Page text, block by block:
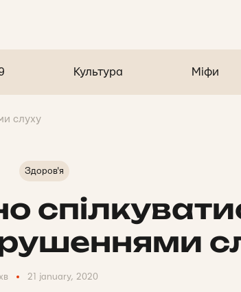
Культура Міфи
слуху
Здоров'я
21 january, 2020